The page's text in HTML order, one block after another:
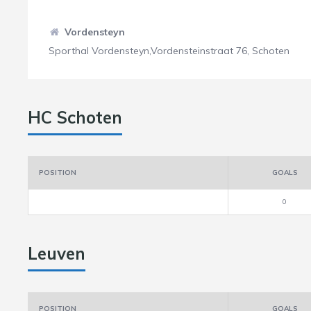
Vordensteyn
Sporthal Vordensteyn,Vordensteinstraat 76, Schoten
HC Schoten
POSITION GOALS
0
Leuven
POSITION GOALS